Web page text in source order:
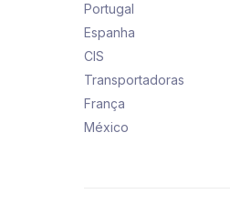
Portugal
Espanha
CIS
Transportadoras
França
México